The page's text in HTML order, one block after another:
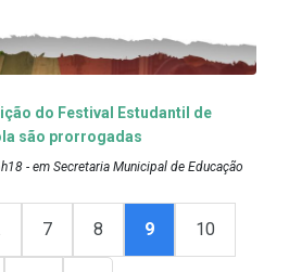
do Festival Estudantil de
são prorrogadas
- em Secretaria Municipal de Educação
7 8 9 10